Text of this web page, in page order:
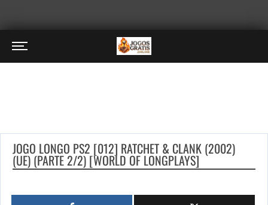
JOGO LONGO PS2 [012] RATCHET & CLANK (2002)
(UE) (PARTE 2/2) [WORLD OF LONGPLAYS]